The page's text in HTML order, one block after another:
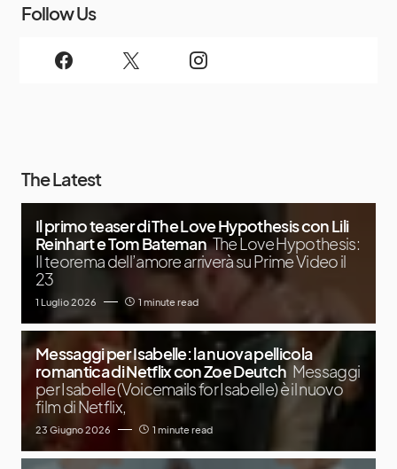
Follow Us
The Latest
Il primo teaser di The Love Hypothesis con Lili
Reinhart e Tom Bateman The Love Hypothesis:
Il teorema dell’amore arriverà su Prime Video il
23
1 Luglio 2026 1 minute read
Messaggi per Isabelle: la nuova pellicola
romantica di Netflix con Zoe Deutch Messaggi
per Isabelle (Voicemails for Isabelle) è il nuovo
film di Netflix,
23 Giugno 2026 1 minute read